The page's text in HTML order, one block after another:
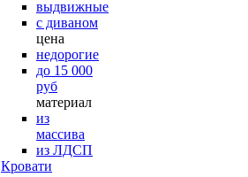
выдвижные
с диваном
цена
недорогие
до 15 000
руб
материал
из
массива
из ЛДСП
Кровати